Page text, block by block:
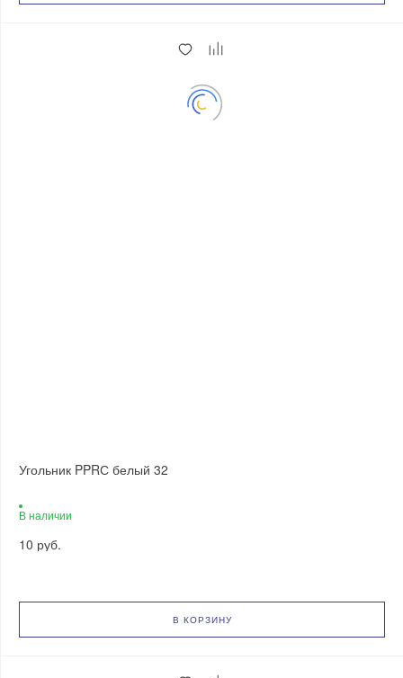
Угольник PPRС белый 32
В наличии
10 руб.
В КОРЗИНУ